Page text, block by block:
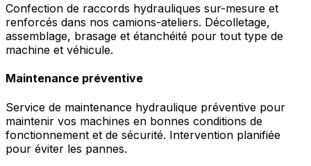
Confection de raccords hydrauliques sur-mesure et
renforcés dans nos camions-ateliers. Décolletage,
assemblage, brasage et étanchéité pour tout type de
machine et véhicule.
Maintenance préventive
Service de maintenance hydraulique préventive pour
maintenir vos machines en bonnes conditions de
fonctionnement et de sécurité. Intervention planifiée
pour éviter les pannes.